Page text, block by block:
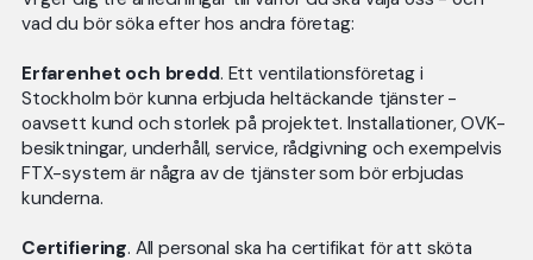
vad du bör söka efter hos andra företag:
Erfarenhet och bredd. Ett ventilationsföretag i
Stockholm bör kunna erbjuda heltäckande tjänster -
oavsett kund och storlek på projektet. Installationer, OVK-
besiktningar, underhåll, service, rådgivning och exempelvis
FTX-system är några av de tjänster som bör erbjudas
kunderna.
Certifiering. All personal ska ha certifikat för att sköta